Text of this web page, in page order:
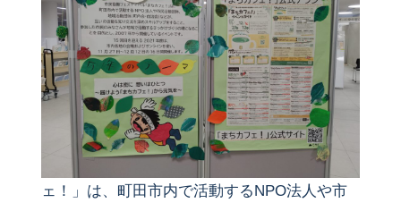
ェ！」は、町田市内で活動するNPO法人や市